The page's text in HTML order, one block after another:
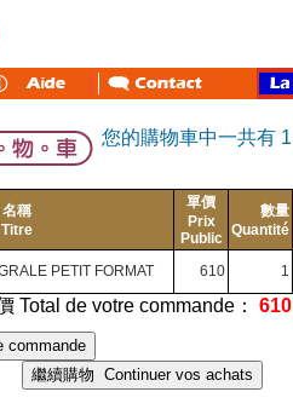
您的購物車中一共有 1
名稱
Titre
單價
Prix
Public
數量
Quantité
PETIT FORMAT 610 1
Total de votre commande： 610